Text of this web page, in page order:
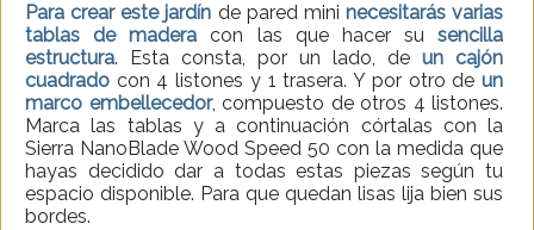
Para crear este jardín de pared mini necesitarás varias
tablas de madera con las que hacer su sencilla
estructura. Esta consta, por un lado, de un cajón
cuadrado con 4 listones y 1 trasera. Y por otro de un
marco embellecedor, compuesto de otros 4 listones.
Marca las tablas y a continuación córtalas con la
Sierra NanoBlade Wood Speed 50 con la medida que
hayas decidido dar a todas estas piezas según tu
espacio disponible. Para que quedan lisas lija bien sus
bordes.